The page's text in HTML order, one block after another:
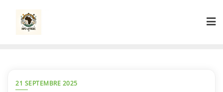
content
21 SEPTEMBRE 2025